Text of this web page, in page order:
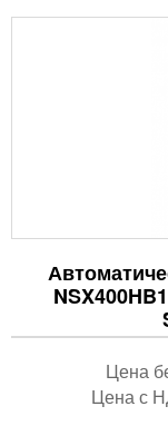
Цена
Цена с